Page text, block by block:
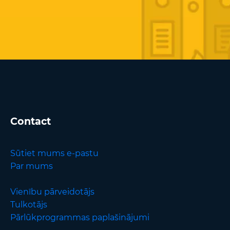
Contact
Sūtiet mums e-pastu
Par mums
Vienību pārveidotājs
Tulkotājs
Pārlūkprogrammas paplašinājumi